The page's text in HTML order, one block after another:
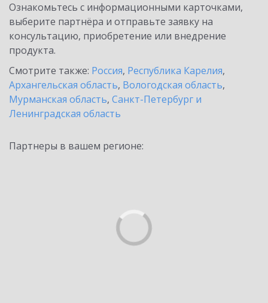
Ознакомьтесь с информационными карточками,
выберите партнёра и отправьте заявку на
консультацию, приобретение или внедрение
продукта.
Смотрите также: Россия, Республика Карелия,
Архангельская область, Вологодская область,
Мурманская область, Санкт-Петербург и
Ленинградская область
Партнеры в вашем регионе: